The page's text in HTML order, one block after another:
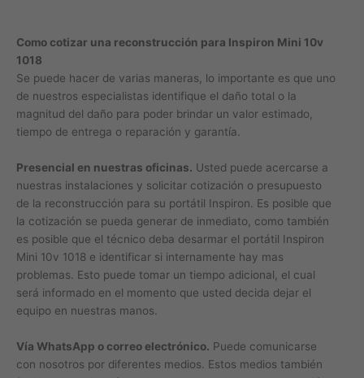
Como cotizar una reconstrucción para Inspiron Mini 10v
1018
Se puede hacer de varias maneras, lo importante es que uno
de nuestros especialistas identifique el daño total o la
magnitud del daño para poder brindar un valor estimado,
tiempo de entrega o reparación y garantía.
Presencial en nuestras oficinas. Usted puede acercarse a
nuestras instalaciones y solicitar cotización o presupuesto
de la reconstrucción para su portátil Inspiron. Es posible que
la cotización se pueda generar de inmediato, como también
es posible que el técnico deba desarmar el portátil Inspiron
Mini 10v 1018 e identificar si internamente hay mas
problemas. Esto puede tomar un tiempo adicional, el cual
será informado en el momento que usted decida dejar el
equipo en nuestras manos.
Vía WhatsApp o correo electrónico. Puede comunicarse
con nosotros por diferentes medios. Estos medios también